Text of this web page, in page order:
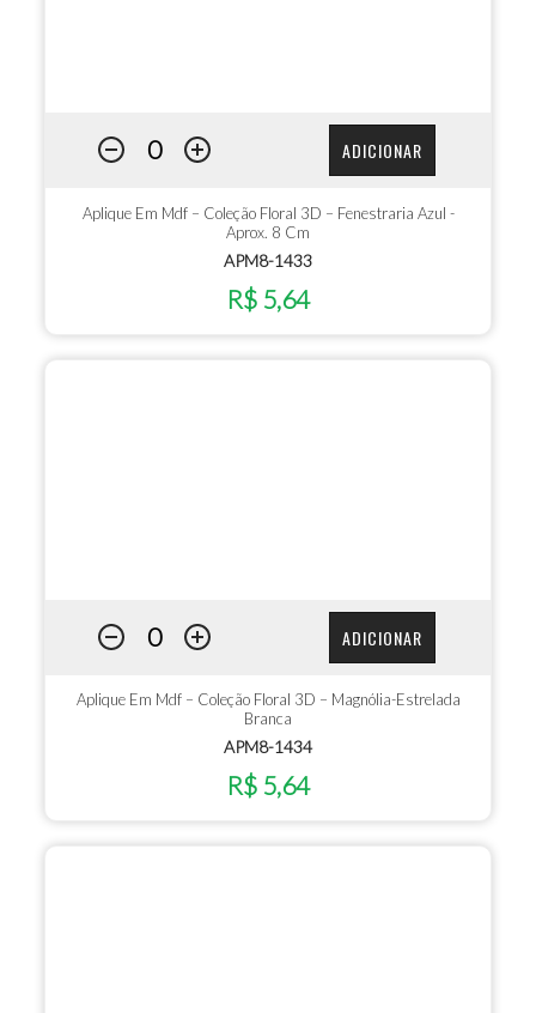
ADICIONAR
Aplique Em Mdf – Coleção Floral 3D – Fenestraria Azul -
Aprox. 8 Cm
APM8-1433
R$ 5,64
ADICIONAR
Aplique Em Mdf – Coleção Floral 3D – Magnólia-Estrelada
Branca
APM8-1434
R$ 5,64